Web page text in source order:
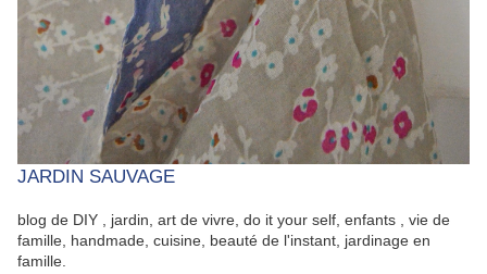
JARDIN SAUVAGE
blog de DIY , jardin, art de vivre, do it your self, enfants , vie de
famille, handmade, cuisine, beauté de l'instant, jardinage en
famille.